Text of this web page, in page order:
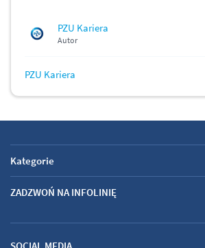
PZU Kariera
Autor
PZU Kariera
Kategorie
ZADZWOŃ NA INFOLINIĘ